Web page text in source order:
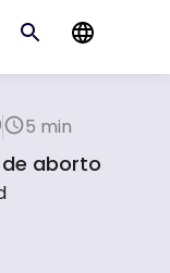
5 min
aborto